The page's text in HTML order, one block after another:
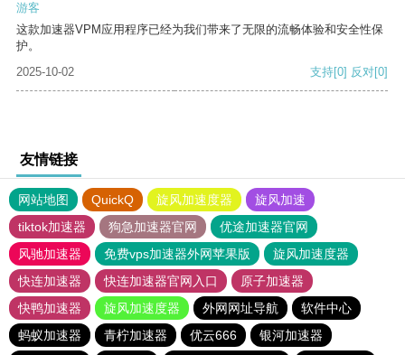
游客
这款加速器VPM应用程序已经为我们带来了无限的流畅体验和安全性保
护。
2025-10-02
支持[0] 反对[0]
友情链接
网站地图 QuickQ 旋风加速度器
旋风加速
tiktok加速器
狗急加速器官网
优途加速器官网
风驰加速器
免费vps加速器外网苹果版
旋风加速度器
快连加速器
快连加速器官网入口
原子加速器
快鸭加速器
旋风加速度器 外网网址导航
软件中心
蚂蚁加速器
青柠加速器 优云666 银河加速器